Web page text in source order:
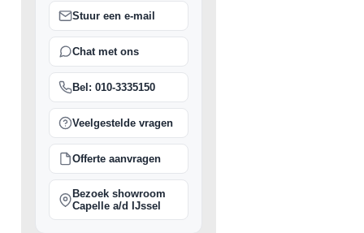
Stuur een e-mail
Chat met ons
Bel: 010-3335150
Veelgestelde vragen
Offerte aanvragen
Bezoek showroom
Capelle a/d IJssel